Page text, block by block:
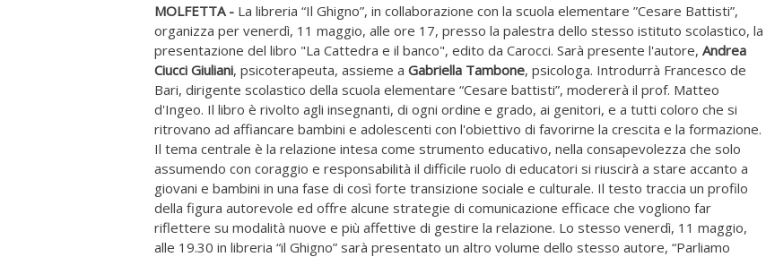
MOLFETTA - La libreria “Il Ghigno”, in collaborazione con la scuola elementare ”Cesare Battisti”,
organizza per venerdì, 11 maggio, alle ore 17, presso la palestra dello stesso istituto scolastico, la
presentazione del libro "La Cattedra e il banco", edito da Carocci. Sarà presente l'autore, Andrea
Ciucci Giuliani, psicoterapeuta, assieme a Gabriella Tambone, psicologa. Introdurrà Francesco de
Bari, dirigente scolastico della scuola elementare “Cesare battisti”, modererà il prof. Matteo
d'Ingeo. Il libro è rivolto agli insegnanti, di ogni ordine e grado, ai genitori, e a tutti coloro che si
ritrovano ad affiancare bambini e adolescenti con l'obiettivo di favorirne la crescita e la formazione.
Il tema centrale è la relazione intesa come strumento educativo, nella consapevolezza che solo
assumendo con coraggio e responsabilità il difficile ruolo di educatori si riuscirà a stare accanto a
giovani e bambini in una fase di così forte transizione sociale e culturale. Il testo traccia un profilo
della figura autorevole ed offre alcune strategie di comunicazione efficace che vogliono far
riflettere su modalità nuove e più affettive di gestire la relazione. Lo stesso venerdì, 11 maggio,
alle 19.30 in libreria “il Ghigno” sarà presentato un altro volume dello stesso autore, “Parliamo